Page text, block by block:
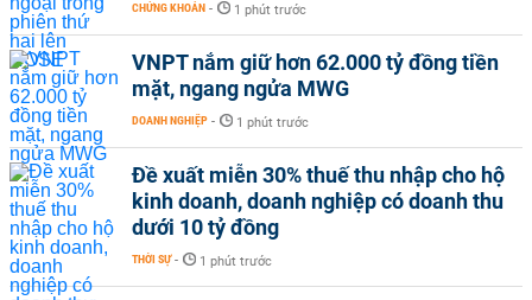
CHỨNG KHOÁN - 1 phút trước
VNPT nắm giữ hơn 62.000 tỷ đồng tiền
mặt, ngang ngửa MWG
DOANH NGHIỆP - 1 phút trước
Đề xuất miễn 30% thuế thu nhập cho hộ
kinh doanh, doanh nghiệp có doanh thu
dưới 10 tỷ đồng
THỜI SỰ - 1 phút trước